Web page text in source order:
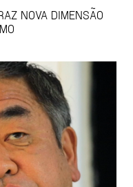
NOVA DIMENSÃO